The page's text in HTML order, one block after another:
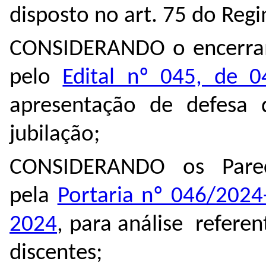
disposto no art. 75 do
CONSIDERANDO o
pelo Edital nº 045, de
apresentação de
jubilação;
CONSIDERANDO os
pela Portaria nº 046/
2024, para análise
discentes;